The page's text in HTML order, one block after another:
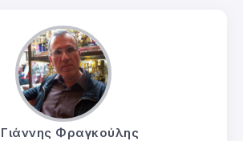
Φραγκούλης